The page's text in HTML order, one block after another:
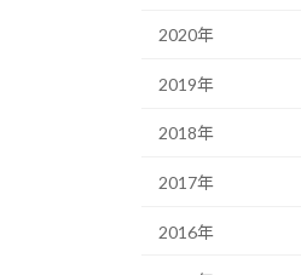
2020年
2019年
2018年
2017年
2016年